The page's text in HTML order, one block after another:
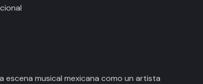
escena musical mexicana como un artista